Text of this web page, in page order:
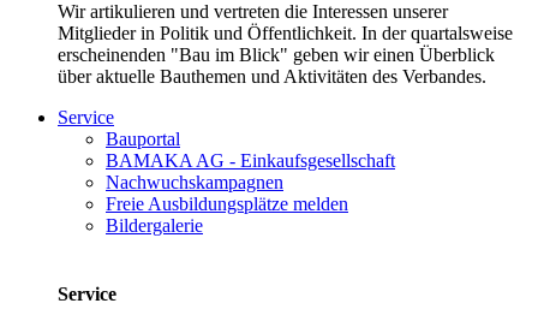
Wir artikulieren und vertreten die Interessen unserer
Mitglieder in Politik und Öffentlichkeit. In der quartalsweise
erscheinenden "Bau im Blick" geben wir einen Überblick
über aktuelle Bauthemen und Aktivitäten des Verbandes.
Service
Bauportal
BAMAKA AG - Einkaufsgesellschaft
Nachwuchskampagnen
Freie Ausbildungsplätze melden
Bildergalerie
Service